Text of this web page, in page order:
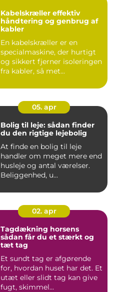
Kabelskræller effektiv
håndtering og genbrug af
kabler
En kabelskræller er en
specialmaskine, der hurtigt
og sikkert fjerner isoleringen
fra kabler, så met...
05. apr
Bolig til leje: sådan finder
du den rigtige lejebolig
At finde en bolig til leje
handler om meget mere end
husleje og antal værelser.
Beliggenhed, u...
02. apr
Tagdækning horsens
sådan får du et stærkt og
tæt tag
Et sundt tag er afgørende
for, hvordan huset har det. Et
utæt eller slidt tag kan give
fugt, skimmel...